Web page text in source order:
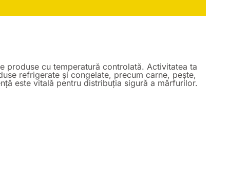
produse cu temperatură controlată. Activitatea ta
refrigerate și congelate, precum carne, pește,
este vitală pentru distribuția sigură a mărfurilor.